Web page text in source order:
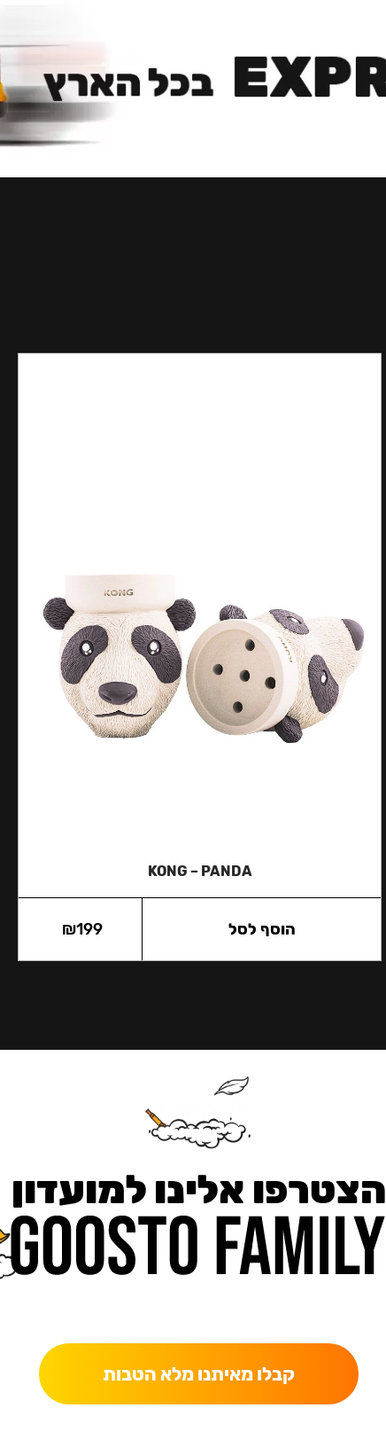
KONG – PANDA
₪199 הוסף לסל
הצטרפו אלינו למועדון
קבלו מאיתנו מלא הטבות